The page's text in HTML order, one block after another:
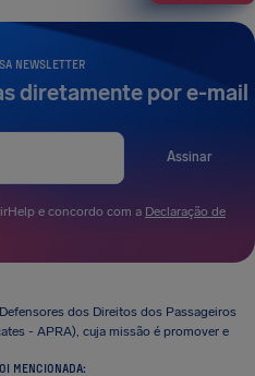
NEWSLETTER
diretamente por e-mail
Assinar
e concordo com a Declaração de
dos Direitos dos Passageiros
- APRA), cuja missão é promover e
MENCIONADA: